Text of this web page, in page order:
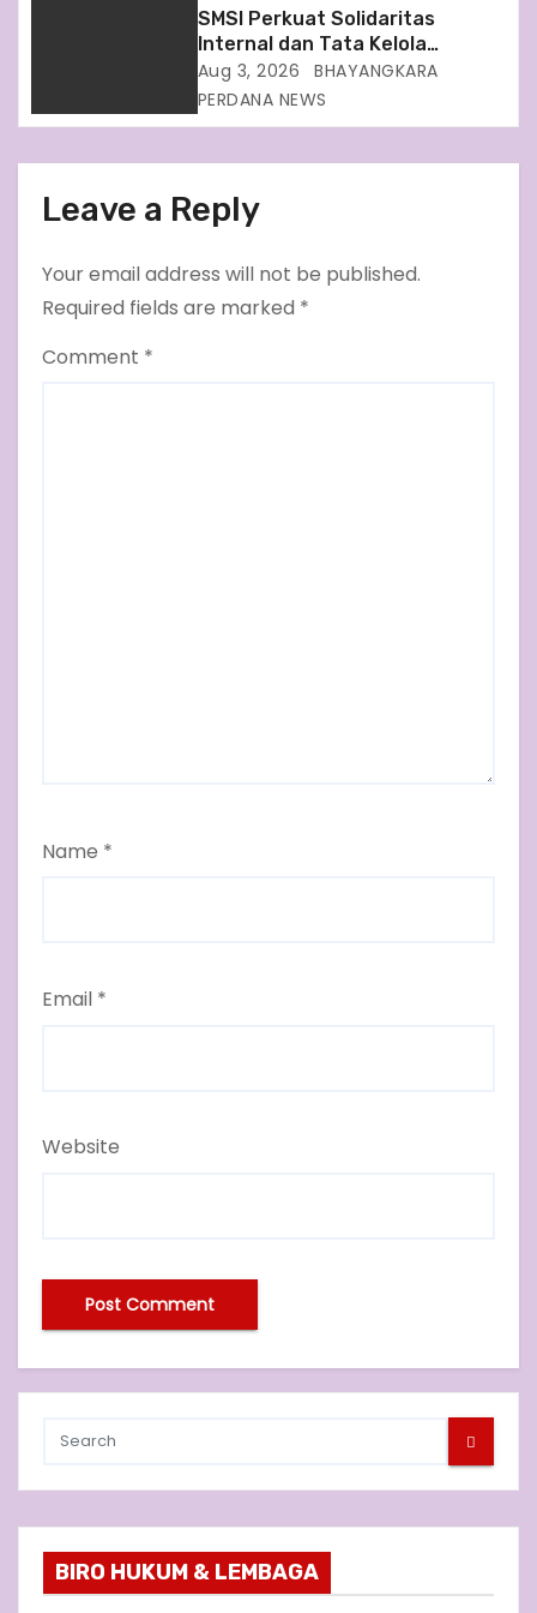
SMSI Perkuat Solidaritas
Internal dan Tata Kelola
Organisasi Demi Kebersamaan
Aug 3, 2026
BHAYANGKARA
PERDANA NEWS
Leave a Reply
Your email address will not be published.
Required fields are marked *
Comment *
Name *
Email *
Website
BIRO HUKUM & LEMBAGA